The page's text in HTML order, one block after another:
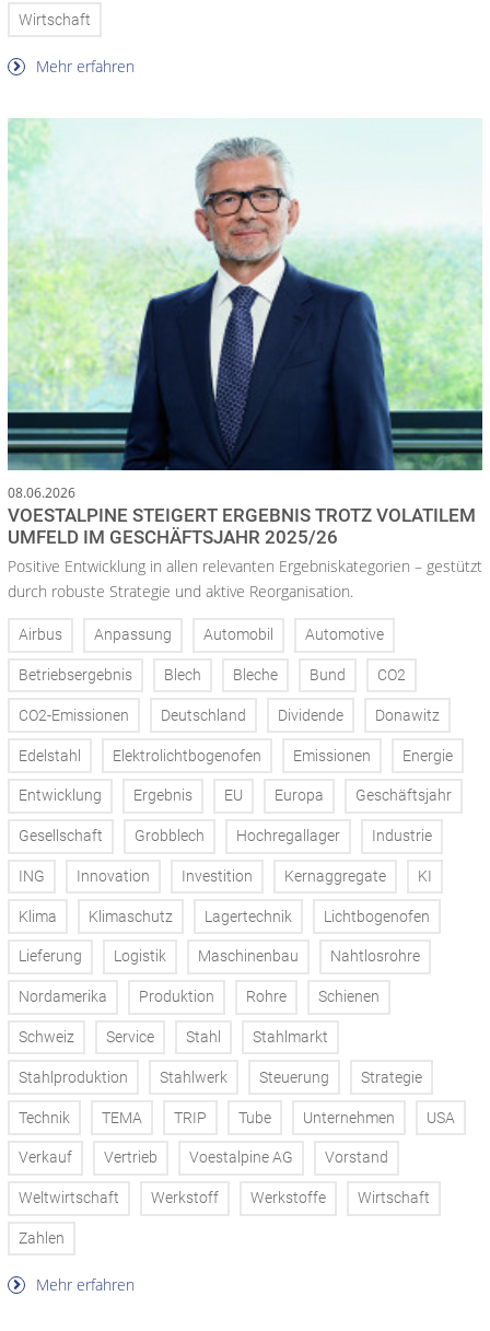
Wirtschaft
Mehr erfahren
08.06.2026
VOESTALPINE STEIGERT ERGEBNIS TROTZ VOLATILEM
UMFELD IM GESCHÄFTSJAHR 2025/26
Positive Entwicklung in allen relevanten Ergebniskategorien – gestützt
durch robuste Strategie und aktive Reorganisation.
Airbus Anpassung Automobil Automotive
Betriebsergebnis Blech Bleche Bund CO2
CO2-Emissionen Deutschland Dividende Donawitz
Edelstahl Elektrolichtbogenofen Emissionen Energie
Entwicklung Ergebnis EU Europa Geschäftsjahr
Gesellschaft Grobblech Hochregallager Industrie
ING Innovation Investition Kernaggregate KI
Klima Klimaschutz Lagertechnik Lichtbogenofen
Lieferung Logistik Maschinenbau Nahtlosrohre
Nordamerika Produktion Rohre Schienen
Schweiz Service Stahl Stahlmarkt
Stahlproduktion Stahlwerk Steuerung Strategie
Technik TEMA TRIP Tube Unternehmen USA
Verkauf Vertrieb Voestalpine AG Vorstand
Weltwirtschaft Werkstoff Werkstoffe Wirtschaft
Zahlen
Mehr erfahren